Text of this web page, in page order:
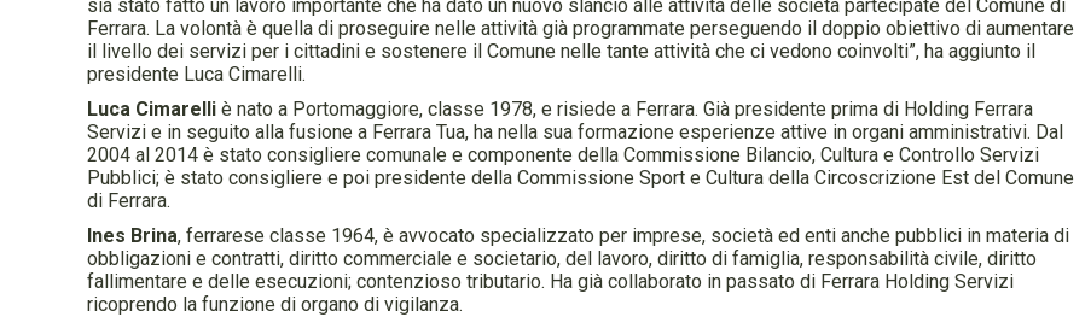
sia stato fatto un lavoro importante che ha dato un nuovo slancio alle attività delle società partecipate del Comune di
Ferrara. La volontà è quella di proseguire nelle attività già programmate perseguendo il doppio obiettivo di aumentare
il livello dei servizi per i cittadini e sostenere il Comune nelle tante attività che ci vedono coinvolti”, ha aggiunto il
presidente Luca Cimarelli.
Luca Cimarelli è nato a Portomaggiore, classe 1978, e risiede a Ferrara. Già presidente prima di Holding Ferrara
Servizi e in seguito alla fusione a Ferrara Tua, ha nella sua formazione esperienze attive in organi amministrativi. Dal
2004 al 2014 è stato consigliere comunale e componente della Commissione Bilancio, Cultura e Controllo Servizi
Pubblici; è stato consigliere e poi presidente della Commissione Sport e Cultura della Circoscrizione Est del Comune
di Ferrara.
Ines Brina, ferrarese classe 1964, è avvocato specializzato per imprese, società ed enti anche pubblici in materia di
obbligazioni e contratti, diritto commerciale e societario, del lavoro, diritto di famiglia, responsabilità civile, diritto
fallimentare e delle esecuzioni; contenzioso tributario. Ha già collaborato in passato di Ferrara Holding Servizi
ricoprendo la funzione di organo di vigilanza.